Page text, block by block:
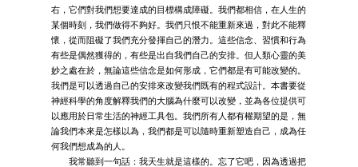
右，它們對我們想要達成的目標構成障礙。我們都相信，在人生的
某個時刻，我們做得不夠好。我們只恨不能重新來過，對此不能釋
懷，從而阻礙了我們充分發揮自己的潛力。這些信念、習慣和行為
有些是偶然獲得的，有些是出自我們自己的安排。但人類心靈的美
妙之處在於，無論這些信念是如何形成，它們都是有可能改變的。
我們是可以透過自己的安排來改變我們既有的程式設計。本書要從
神經科學的角度解釋我們的大腦為什麼可以改變，並為各位提供可
以應用於日常生活的神經工具包。我們所有人都有權期望的是，無
論我們本來是怎樣以為，我們都是可以隨時重新塑造自己，成為任
何我們想成為的人。
我常聽到一句話：我天生就是這樣的。忘了它吧，因為透過把